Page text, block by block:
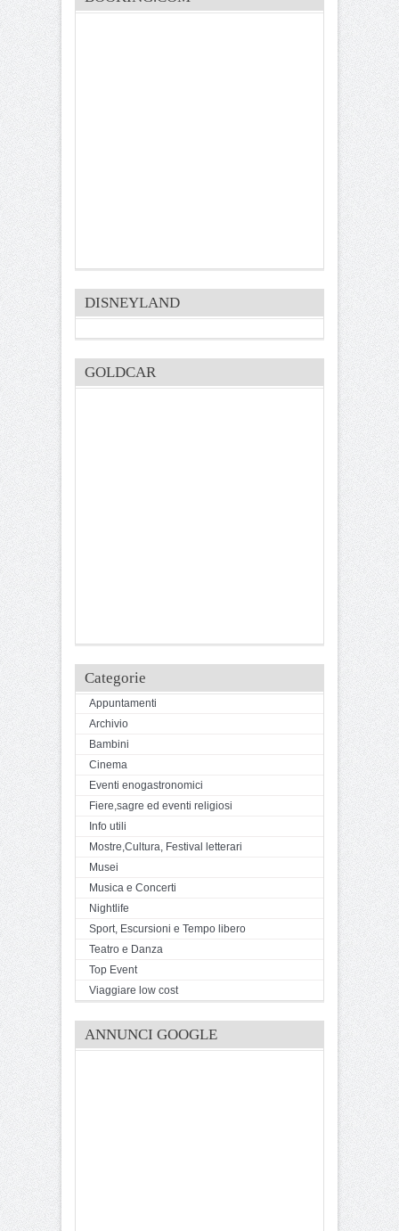
DISNEYLAND
GOLDCAR
Categorie
Appuntamenti
Archivio
Bambini
Cinema
Eventi enogastronomici
Fiere,sagre ed eventi religiosi
Info utili
Mostre,Cultura, Festival letterari
Musei
Musica e Concerti
Nightlife
Sport, Escursioni e Tempo libero
Teatro e Danza
Top Event
Viaggiare low cost
ANNUNCI GOOGLE